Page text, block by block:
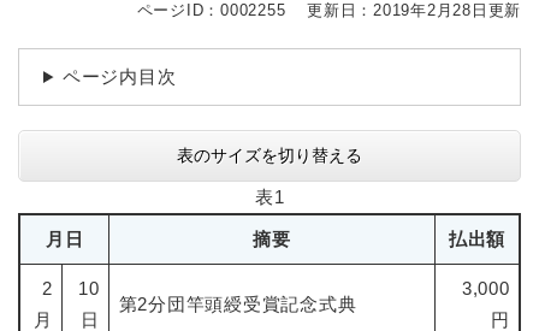
ページID：0002255 更新日：2019年2月28日更新
ページ内目次
表のサイズを切り替える
表1
月日 摘要 払出額
2
月
10
日
第2分団竿頭綬受賞記念式典
3,000
円